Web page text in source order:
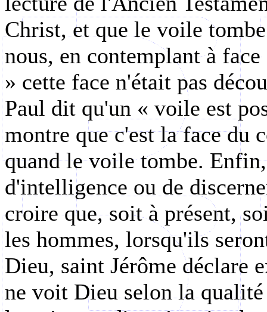
Christ, et que le voile
nous, en contemplant à
» cette face n'était pas
Paul dit qu'un « voile est
montre que c'est la face du
quand le voile tombe.
d'intelligence ou de
croire que, soit à présent,
les hommes, lorsqu'ils
Dieu, saint Jérôme déclare
ne voit Dieu selon la